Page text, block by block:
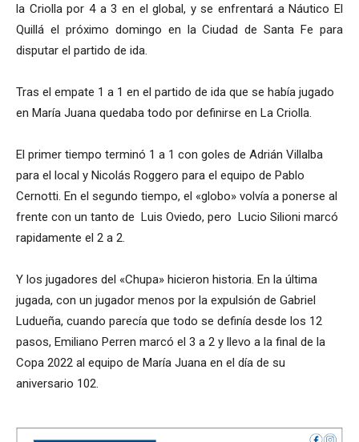
la Criolla por 4 a 3 en el global, y se enfrentará a Náutico El
Quillá el próximo domingo en la Ciudad de Santa Fe para
disputar el partido de ida.
Tras el empate 1 a 1 en el partido de ida que se había jugado
en María Juana quedaba todo por definirse en La Criolla.
El primer tiempo terminó 1 a 1 con goles de Adrián Villalba
para el local y Nicolás Roggero para el equipo de Pablo
Cernotti. En el segundo tiempo, el «globo» volvía a ponerse al
frente con un tanto de Luis Oviedo, pero Lucio Silioni marcó
rapidamente el 2 a 2.
Y los jugadores del «Chupa» hicieron historia. En la última
jugada, con un jugador menos por la expulsión de Gabriel
Ludueña, cuando parecía que todo se definía desde los 12
pasos, Emiliano Perren marcó el 3 a 2 y llevo a la final de la
Copa 2022 al equipo de María Juana en el día de su
aniversario 102.